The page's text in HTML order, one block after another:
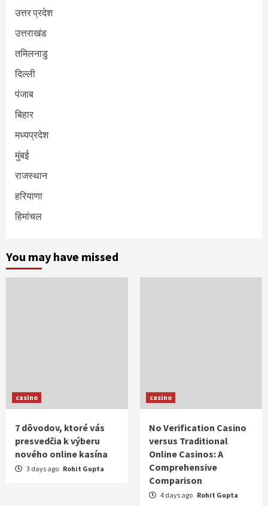
उत्तर प्रदेश
उत्तराखंड
तमिलनाडु
दिल्ली
पंजाब
बिहार
मध्यप्रदेश
मुंबई
राजस्थान
हरियाणा
हिमांचल
You may have missed
casino
7 dôvodov, ktoré vás
presvedčia k výberu
nového online kasína
3 days ago Rohit Gupta
casino
No Verification Casino
versus Traditional
Online Casinos: A
Comprehensive
Comparison
4 days ago Rohit Gupta